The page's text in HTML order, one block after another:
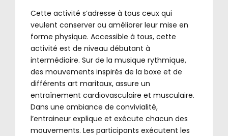
Cette activité s’adresse à tous ceux qui
veulent conserver ou améliorer leur mise en
forme physique. Accessible à tous, cette
activité est de niveau débutant à
intermédiaire. Sur de la musique rythmique,
des mouvements inspirés de la boxe et de
différents art maritaux, assure un
entraînement cardiovasculaire et musculaire.
Dans une ambiance de convivialité,
l’entraineur explique et exécute chacun des
mouvements. Les participants exécutent les